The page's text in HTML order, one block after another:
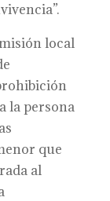
local
la persona
que
al